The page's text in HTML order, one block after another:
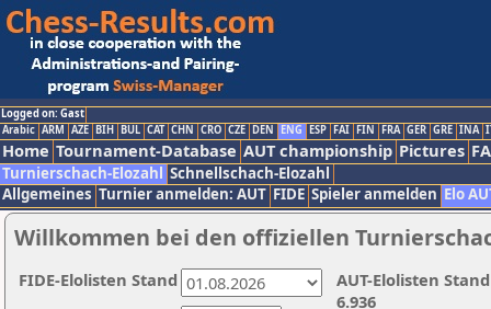
Logged on: Gast
Arabic ARM AZE BIH BUL CAT CHN CRO CZE DEN ENG ESP FAI FIN FRA GER GRE INA
Home Tournament-Database AUT championship Pictures
Turnierschach-Elozahl Schnellschach-Elozahl
Allgemeines Turnier anmelden: AUT FIDE Spieler anmelden Elo
Willkommen bei den offiziellen
AUT-Elolisten
6.936
FIDE-Elolisten Stand